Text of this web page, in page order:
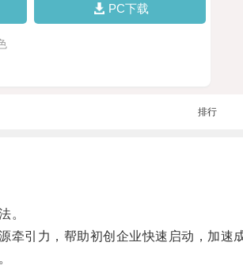
PC下载
排行
。
引力，帮助初创企业快速启动，加速成